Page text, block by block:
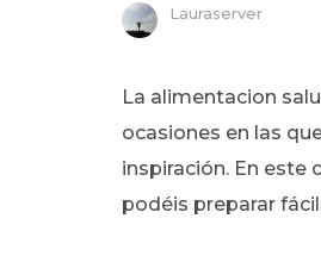
Lauraserver
La alimentacion
ocasiones en las
inspiración. En este
podéis preparar